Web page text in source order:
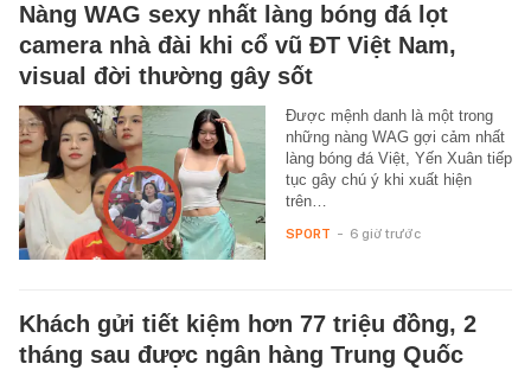
Nàng WAG sexy nhất làng bóng đá lọt
camera nhà đài khi cổ vũ ĐT Việt Nam,
visual đời thường gây sốt
Được mệnh danh là một trong
những nàng WAG gợi cảm nhất
làng bóng đá Việt, Yến Xuân tiếp
tục gây chú ý khi xuất hiện
trên…
SPORT - 6 giờ trước
Khách gửi tiết kiệm hơn 77 triệu đồng, 2
tháng sau được ngân hàng Trung Quốc